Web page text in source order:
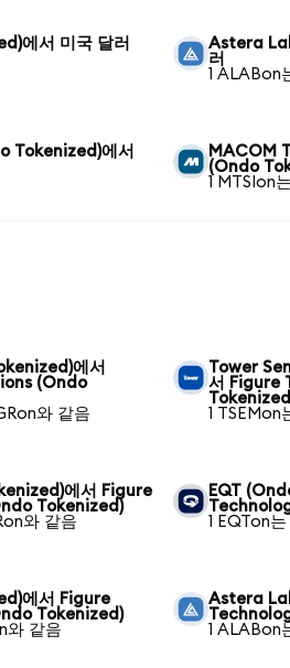
에서 미국 달러
Astera
러
1 ALABon
Tokenized)에서
MACOM
(Ondo
1 MTSIon
에서
(Ondo
와 같음
Tower
서 Figure
1 TSEMon
에서 Figure
Tokenized)
와 같음
EQT
1 EQTon는
에서 Figure
Tokenized)
와 같음
Astera
1 ALABon